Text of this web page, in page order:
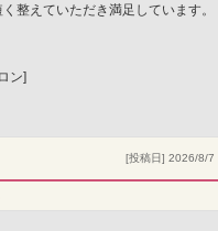
整えていただき満足しています。
ン]
[投稿日] 2026/8/7